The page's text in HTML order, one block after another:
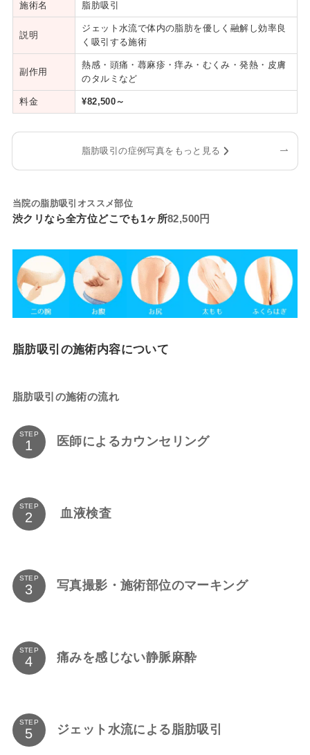
施術名 脂肪吸引
説明
ジェット水流で体内の脂肪を優しく融解し効率良
く吸引する施術
副作用
熱感・頭痛・蕁麻疹・痒み・むくみ・発熱・皮膚
のタルミなど
料金 ¥82,500～
脂肪吸引の症例写真をもっと見る
当院の脂肪吸引オススメ部位
渋クリなら全方位どこでも1ヶ所82,500円
脂肪吸引の施術内容について
脂肪吸引の施術の流れ
STEP
医師によるカウンセリング
STEP
血液検査
STEP
写真撮影・施術部位のマーキング
STEP
痛みを感じない静脈麻酔
STEP
ジェット水流による脂肪吸引